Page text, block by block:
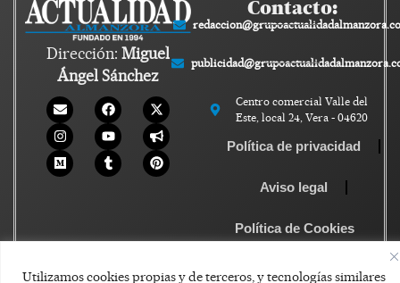
Utilizamos cookies propias y de terceros, y tecnologías similares
Dirección: Miguel
Ángel Sánchez
Contacto:
Centro comercial Valle del
Este, local 24, Vera - 04620
Política de privacidad
Aviso legal
Política de Cookies